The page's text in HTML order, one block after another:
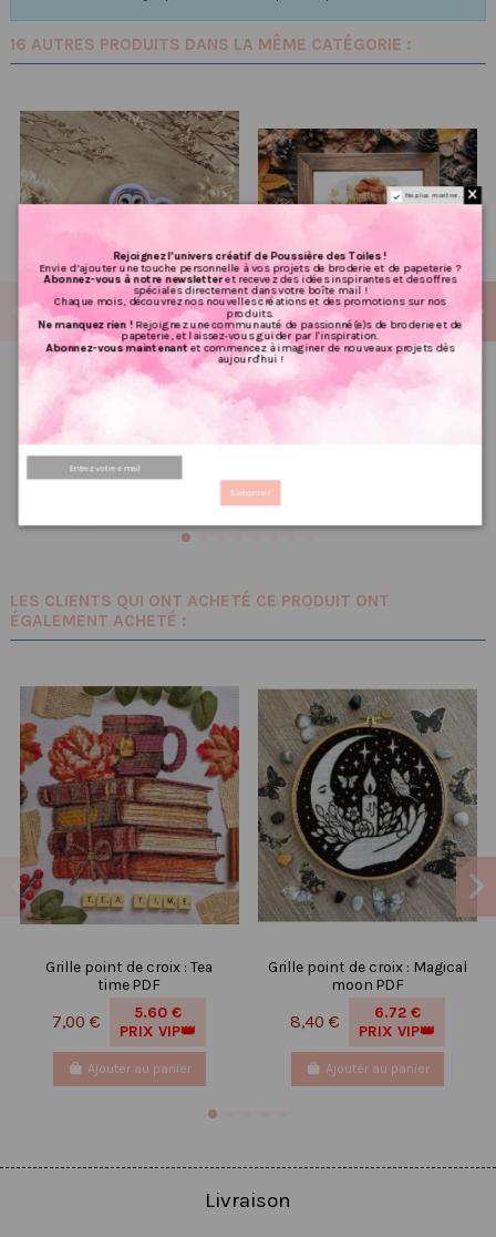
16 AUTRES PRODUITS DANS LA MÊME CATÉGORIE :
Poussière à aiguilles :
2,50 €
PRIX VIP👑
Grille point de croix : Mr Cat
automne PDF
8,40 €
LES CLIENTS QUI ONT ACHETÉ CE PRODUIT ONT
ÉGALEMENT ACHETÉ :
Grille point de croix : Tea
time PDF
7,00 €
5.60 €
PRIX VIP👑
Ajouter au panier
Grille point de croix : Magical
moon PDF
8,40 €
6.72 €
PRIX VIP👑
Ajouter au panier
Livraison
Ne plus montrer.
Rejoignez l’univers créatif de Poussière des Toiles !
Envie d’ajouter une touche personnelle à vos projets de broderie et de papeterie ?
Abonnez-vous à notre newsletteret recevez des idées inspirantes et des offres
spéciales directement dans votre boîte mail !
Chaque mois, découvrez nos nouvelles créations et des promotions sur nos
produits.
Ne manquez rien !Rejoignez une communauté de passionné(e)s de broderie et de
papeterie, et laissez-vous guider par l'inspiration.
Abonnez-vous maintenantet commencez à imaginer de nouveaux projets dès
aujourd'hui !
S'abonner